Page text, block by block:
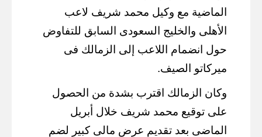
الماضية مع وكيل محمد شريف لاعب
الأهلى والخليج السعودى السابق للتفاوض
حول انضمام اللاعب إلى الزمالك فى
ميركاتو الصيف.
وكان الزمالك اقترب بشدة من الحصول
على توقيع محمد شريف خلال أبريل
الماضى بعد تقديم عرض مالى كبير لضم